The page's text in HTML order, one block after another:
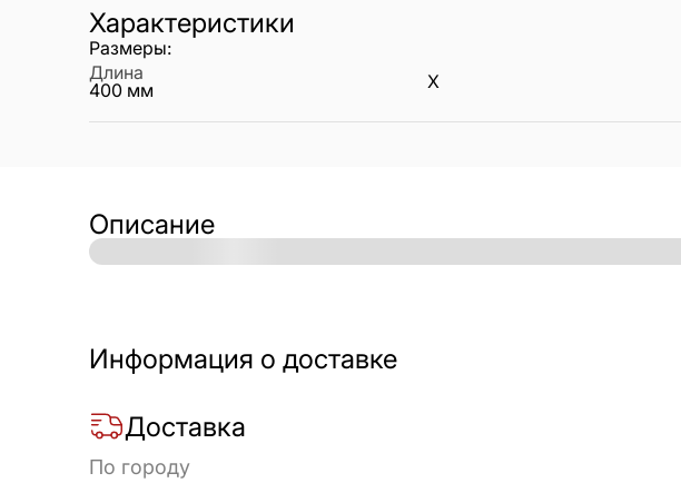
Характеристики
Размеры:
Длина
400 мм X
Описание
Информация о доставке
Доставка
По городу